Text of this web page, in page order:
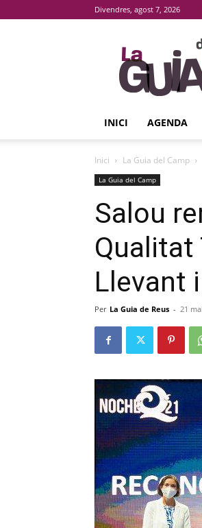
Divendres, agost 7, 2026
INICI AGENDA
Inici La Guia del Camp
La Guia del Camp
Salou
Qualitat
Llevant
Per La Guia de Reus - 21